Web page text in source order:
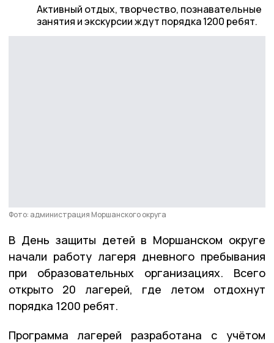
Активный отдых, творчество, познавательные
занятия и экскурсии ждут порядка 1200 ребят.
Фото: администрация Моршанского округа
В День защиты детей в Моршанском округе
начали работу лагеря дневного пребывания
при образовательных организациях. Всего
открыто 20 лагерей, где летом отдохнут
порядка 1200 ребят.
Программа лагерей разработана с учётом